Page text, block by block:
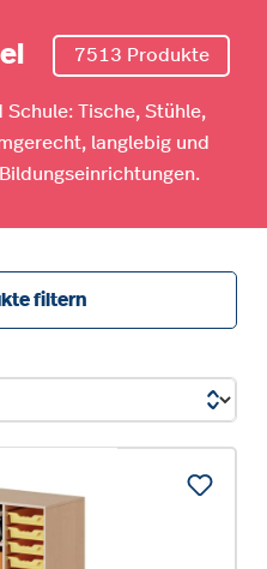
7513 Produkte
Tische, Stühle,
langlebig und
filtern